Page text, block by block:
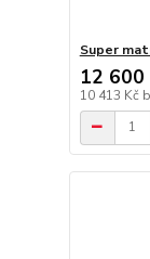
Super
12 600
10 413 Kč